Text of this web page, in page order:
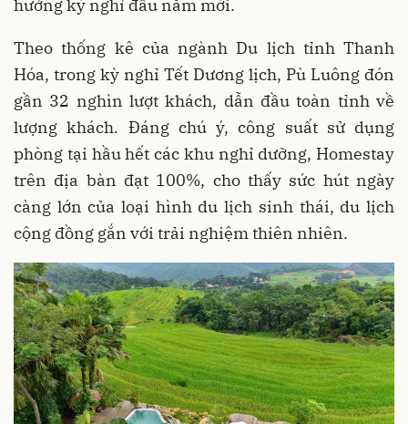
hưởng kỳ nghỉ đầu năm mới.
Theo thống kê của ngành Du lịch tỉnh Thanh
Hóa, trong kỳ nghỉ Tết Dương lịch, Pù Luông đón
gần 32 nghìn lượt khách, dẫn đầu toàn tỉnh về
lượng khách. Đáng chú ý, công suất sử dụng
phòng tại hầu hết các khu nghỉ dưỡng, Homestay
trên địa bàn đạt 100%, cho thấy sức hút ngày
càng lớn của loại hình du lịch sinh thái, du lịch
cộng đồng gắn với trải nghiệm thiên nhiên.